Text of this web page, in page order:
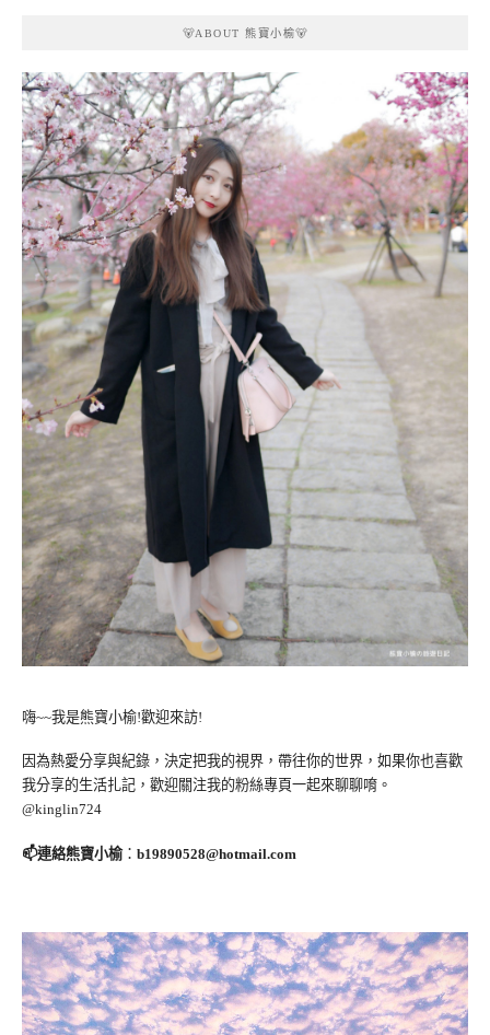
🐻ABOUT 熊寶小榆🐻
嗨~~我是熊寶小榆!歡迎來訪!
因為熱愛分享與紀錄，決定把我的視界，帶往你的世界，如果你也喜歡
我分享的生活扎記，歡迎關注我的粉絲專頁一起來聊聊唷。
@kinglin724
📫連絡熊寶小榆： b19890528@hotmail.com